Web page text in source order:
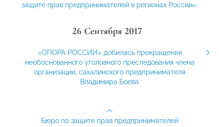
защите прав предпринимателей в регионах России».
26 Сентября 2017
«ОПОРА РОССИИ» добилась прекращения
необоснованного уголовного преследования члена
организации, сахалинского предпринимателя
Владимира Боева
Бюро по защите прав предпринимателей